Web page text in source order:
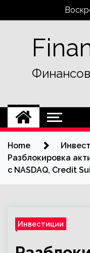
Home
Разблокировка
с NASDAQ, Credit
Инвестиции